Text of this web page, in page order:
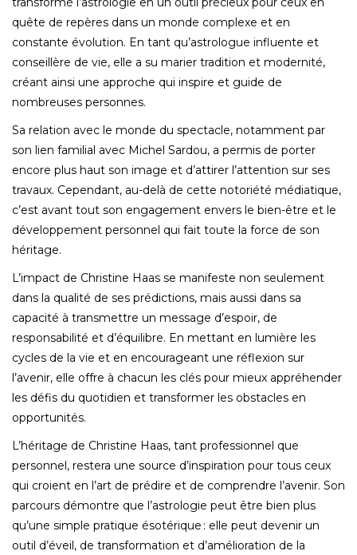
quête de repères dans un monde complexe et en
constante évolution. En tant qu’astrologue influente et
conseillère de vie, elle a su marier tradition et modernité,
créant ainsi une approche qui inspire et guide de
nombreuses personnes.
Sa relation avec le monde du spectacle, notamment par
son lien familial avec Michel Sardou, a permis de porter
encore plus haut son image et d’attirer l’attention sur ses
travaux. Cependant, au-delà de cette notoriété médiatique,
c’est avant tout son engagement envers le bien-être et le
développement personnel qui fait toute la force de son
héritage.
L’impact de Christine Haas se manifeste non seulement
dans la qualité de ses prédictions, mais aussi dans sa
capacité à transmettre un message d’espoir, de
responsabilité et d’équilibre. En mettant en lumière les
cycles de la vie et en encourageant une réflexion sur
l’avenir, elle offre à chacun les clés pour mieux appréhender
les défis du quotidien et transformer les obstacles en
opportunités.
L’héritage de Christine Haas, tant professionnel que
personnel, restera une source d’inspiration pour tous ceux
qui croient en l’art de prédire et de comprendre l’avenir. Son
parcours démontre que l’astrologie peut être bien plus
qu’une simple pratique ésotérique : elle peut devenir un
outil d’éveil, de transformation et d’amélioration de la